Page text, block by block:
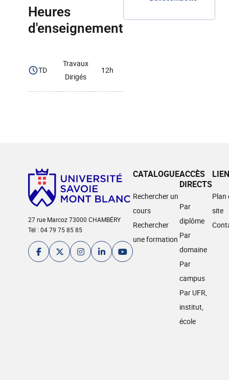
Heures
d'enseignement
TD
Travaux
Dirigés
12h
27 rue Marcoz 73000 CHAMBÉRY
Tél : 04 79 75 85 85
CATALOGUE
Rechercher un
cours
Rechercher
une formation
ACCÈS
DIRECTS
Par
diplôme
Par
domaine
Par
campus
Par UFR,
institut,
école
Plan
site